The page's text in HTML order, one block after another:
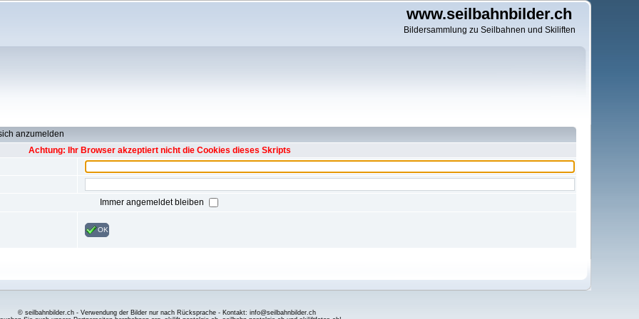
www.seilbahnbilder.ch
Bildersammlung zu Seilbahnen und Skiliften
anzumelden
Achtung: Ihr Browser akzeptiert nicht die Cookies dieses Skripts
Immer angemeldet bleiben
OK
© seilbahnbilder.ch - Verwendung der Bilder nur nach Rücksprache - Kontakt: info@seilbahnbilder.ch